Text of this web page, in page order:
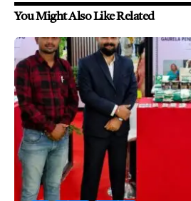
You Might Also Like Related